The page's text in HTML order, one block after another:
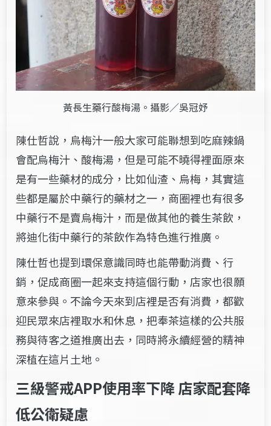
黃長生藥行酸梅湯。攝影／吳冠妤
陳仕哲說，烏梅汁一般大家可能聯想到吃麻辣鍋
會配烏梅汁、酸梅湯，但是可能不曉得裡面原來
是有一些藥材的成分，比如仙渣、烏梅，其實這
些都是屬於中藥行的藥材之一，商圈裡也有很多
中藥行不是賣烏梅汁，而是做其他的養生茶飲，
將迪化街中藥行的茶飲作為特色進行推廣。
陳仕哲也提到環保意識同時也能帶動消費、行
銷，促成商圈一起來支持這個行動，店家也很願
意來參與。不論今天來到店裡是否有消費，都歡
迎民眾來店裡取水和休息，把奉茶這樣的公共服
務與待客之道推廣出去，同時將永續經營的精神
深植在這片土地。
三級警戒APP使用率下降 店家配套降
低公衛疑慮